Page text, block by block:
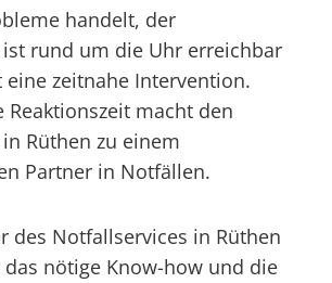
handelt, der
rund um die Uhr erreichbar
zeitnahe Intervention.
Reaktionszeit macht den
Rüthen zu einem
Partner in Notfällen.
des Notfallservices in Rüthen
nötige Know-how und die